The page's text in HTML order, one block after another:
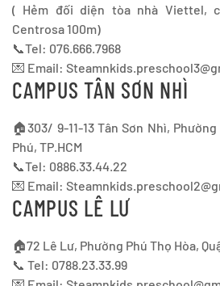
( Hẻm đối diện tòa nhà Viettel,
Centrosa 100m)
📞Tel: 076.666.7968
💌 Email:
CAMPUS TÂN SƠN NHÌ
🏠303/ 9-11-13 Tân Sơn Nhì,
Phú, TP.HCM
📞Tel: 0886.33.44.22
💌 Email:
CAMPUS LÊ LƯ
🏠72 Lê Lư, Phường Phú Thọ Hòa,
📞 Tel: 0788.23.33.99